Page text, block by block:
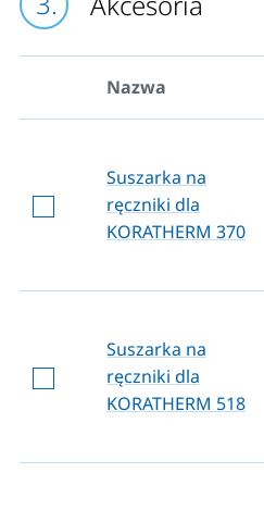
Nazwa
Suszarka na
ręczniki dla
KORATHERM 370
Suszarka na
ręczniki dla
KORATHERM 518